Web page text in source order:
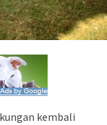
kembali